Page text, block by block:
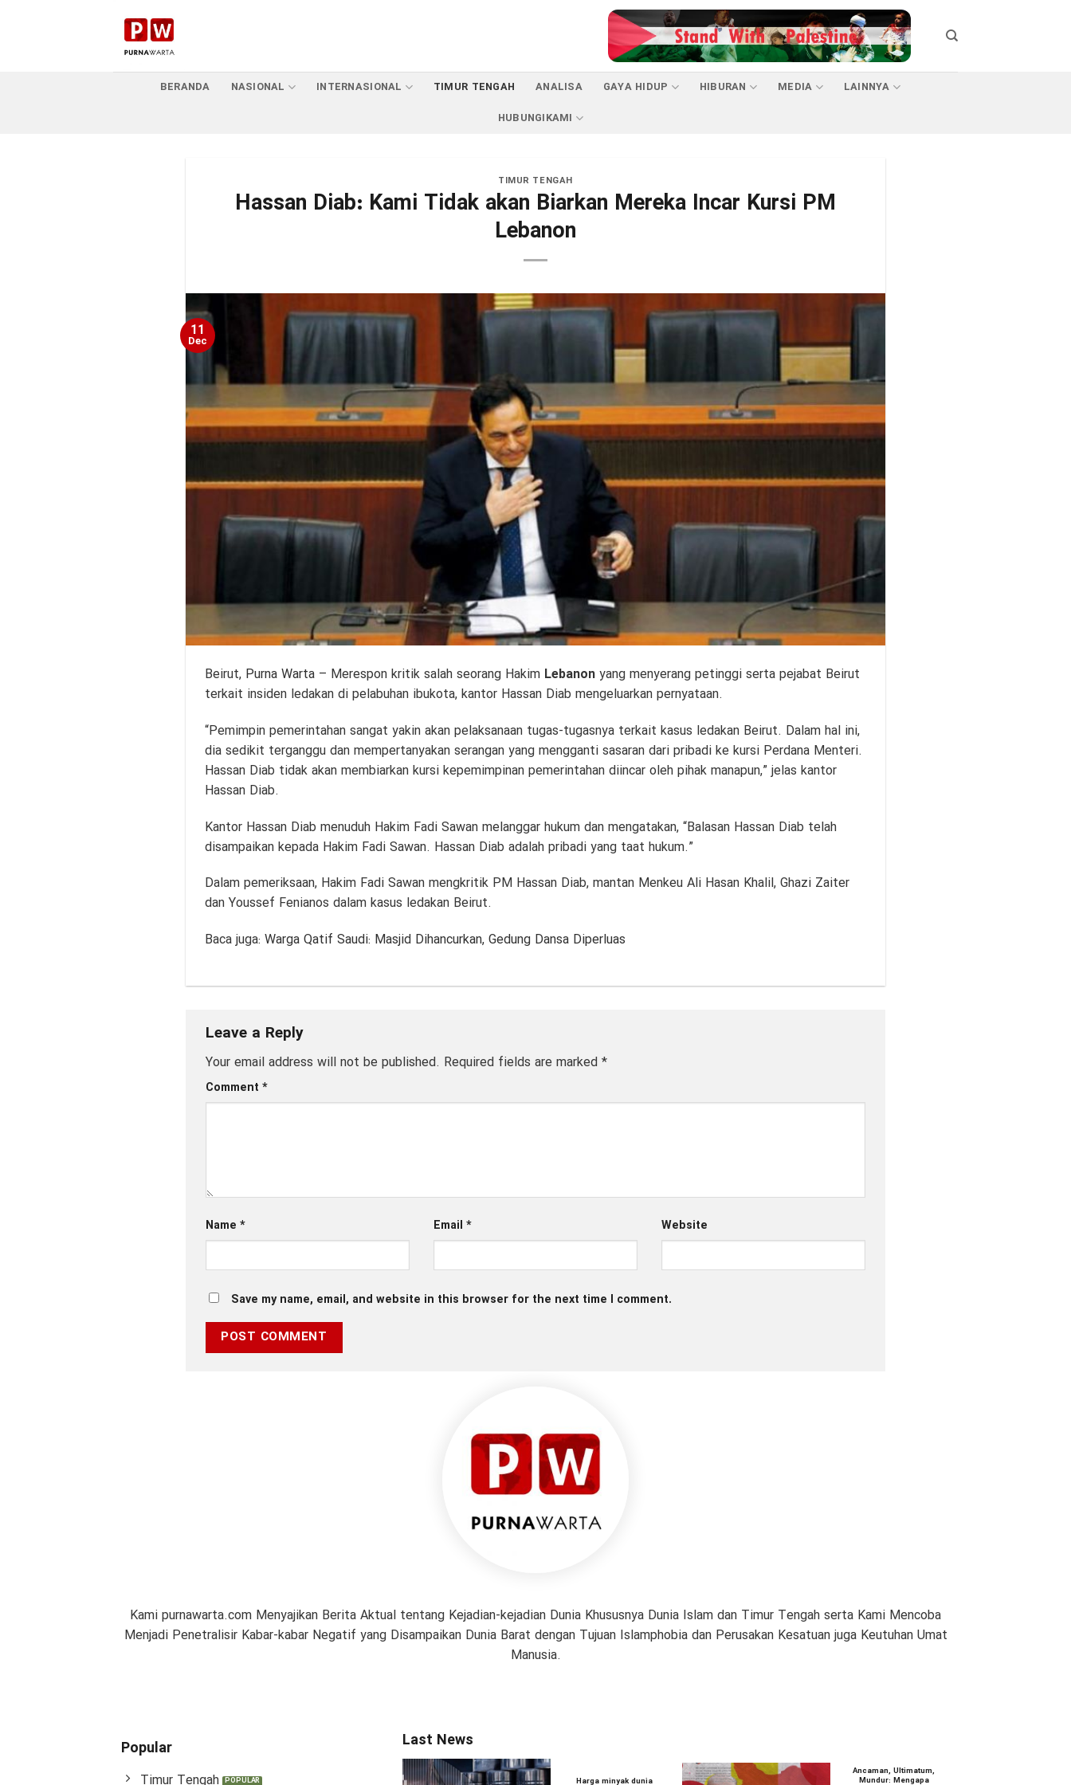
BERANDA NASIONAL INTERNASIONAL TIMUR TENGAH ANALISA GAYA HIDUP HIBURAN MEDIA
LAINNYA
HUBUNGIKAMI
TIMUR TENGAH
Hassan Diab: Kami Tidak akan Biarkan Mereka Incar Kursi PM
Lebanon
11
Dec
Beirut, Purna Warta– Merespon kritik salah seorang Hakim Lebanonyang menyerang petinggi serta pejabat Beirut
terkait insiden ledakan di pelabuhan ibukota, kantor Hassan Diab mengeluarkan pernyataan.
“Pemimpin pemerintahan sangat yakin akan pelaksanaan tugas-tugasnya terkait kasus ledakan Beirut. Dalam hal ini,
dia sedikit terganggu dan mempertanyakan serangan yang mengganti sasaran dari pribadi ke kursi Perdana Menteri.
Hassan Diab tidak akan membiarkan kursi kepemimpinan pemerintahan diincar oleh pihak manapun,” jelas kantor
Hassan Diab.
Kantor Hassan Diab menuduh Hakim Fadi Sawan melanggar hukum dan mengatakan, “Balasan Hassan Diab telah
disampaikan kepada Hakim Fadi Sawan. Hassan Diab adalah pribadi yang taat hukum.”
Dalam pemeriksaan, Hakim Fadi Sawan mengkritik PM Hassan Diab, mantan Menkeu Ali Hasan Khalil, Ghazi Zaiter
dan Youssef Fenianos dalam kasus ledakan Beirut.
Baca juga: Warga Qatif Saudi: Masjid Dihancurkan, Gedung Dansa Diperluas
Leave a Reply
Your email address will not be published. Required fields are marked *
Comment *
Name * Email * Website
Save my name, email, and website in this browser for the next time I comment.
Kami purnawarta.com Menyajikan Berita Aktual tentang Kejadian-kejadian Dunia Khususnya Dunia Islam dan Timur Tengah serta Kami Mencoba
Menjadi Penetralisir Kabar-kabar Negatif yang Disampaikan Dunia Barat dengan Tujuan Islamphobia dan Perusakan Kesatuan juga Keutuhan Umat
Manusia.
Popular
Timur Tengah
Last News
Harga minyak dunia
Ancaman, Ultimatum,
Mundur: Mengapa